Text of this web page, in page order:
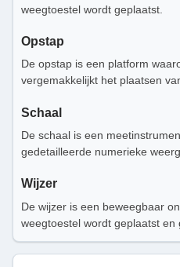
weegtoestel wordt geplaatst.
Opstap
De opstap is een platform
vergemakkelijkt het plaatsen
Schaal
De schaal is een
gedetailleerde numerieke
Wijzer
De wijzer is een beweegbaar
weegtoestel wordt geplaatst en